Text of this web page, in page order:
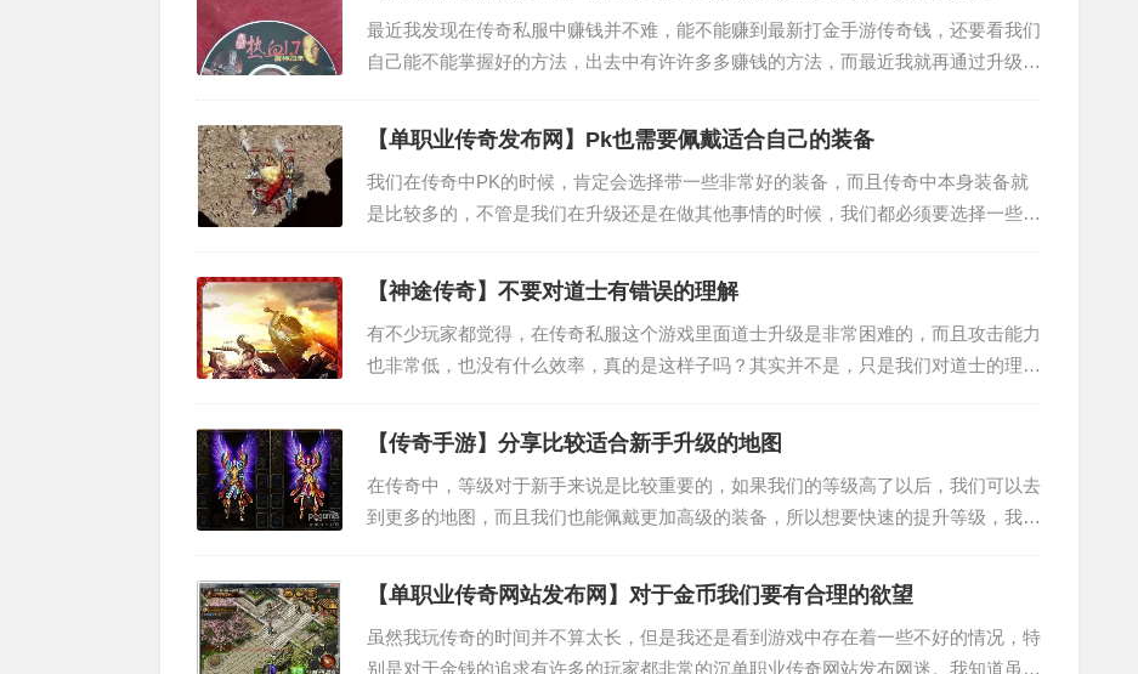
最近我发现在传奇私服中赚钱并不难，能不能赚到最新打金手游传奇钱，还要看我们
自己能不能掌握好的方法，出去中有许许多多赚钱的方法，而最近我就再通过升级武
大家一起分享一下，...
【单职业传奇发布网】Pk也需要佩戴适合自己的装备
我们在传奇中PK的时候，肯定会选择带一些非常好的装备，而且传奇中本身装备就
是比较多的，不管是我们在升级还是在做其他事情的时候，我们都必须要选择一些适
大，其实这种想法是...
【神途传奇】不要对道士有错误的理解
有不少玩家都觉得，在传奇私服这个游戏里面道士升级是非常困难的，而且攻击能力
也非常低，也没有什么效率，真的是这样子吗？其实并不是，只是我们对道士的理解
道士归类于一个输出...
【传奇手游】分享比较适合新手升级的地图
在传奇中，等级对于新手来说是比较重要的，如果我们的等级高了以后，我们可以去
到更多的地图，而且我们也能佩戴更加高级的装备，所以想要快速的提升等级，我们
有很多的玩家都想知...
【单职业传奇网站发布网】对于金币我们要有合理的欲望
虽然我玩传奇的时间并不算太长，但是我还是看到游戏中存在着一些不好的情况，特
别是对于金钱的追求有许多的玩家都非常的沉单职业传奇网站发布网迷。我知道虽然